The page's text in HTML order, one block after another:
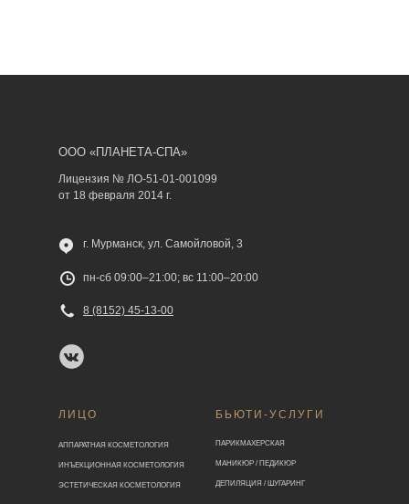
АППАРАТНАЯ КОСМЕТОЛОГИЯ ПАРИКМАХЕРСКАЯ
ИНЪЕКЦИОННАЯ КОСМЕТОЛОГИЯ МАНИКЮР / ПЕДИКЮР
ЭСТЕТИЧЕСКАЯ КОСМЕТОЛОГИЯ ДЕПИЛЯЦИЯ / ШУГАРИНГ
ЛИЦО БЬЮТИ-УСЛУГИ
ООО «ПЛАНЕТА-СПА»
Лицензия № ЛО-51-01-001099
от 18 февраля 2014 г.
г. Мурманск, ул. Самойловой, 3
8 (8152) 45-13-00
пн-сб 09:00–21:00; вс 11:00–20:00